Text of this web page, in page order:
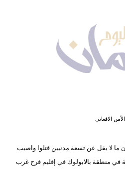
علوم
وتكنولوجيا
الأمن الافغاني
ما لا يقل عن تسعة مدنيين قتلوا واصيب
جوية في منطقة بالابولوك في إقليم فرح غرب